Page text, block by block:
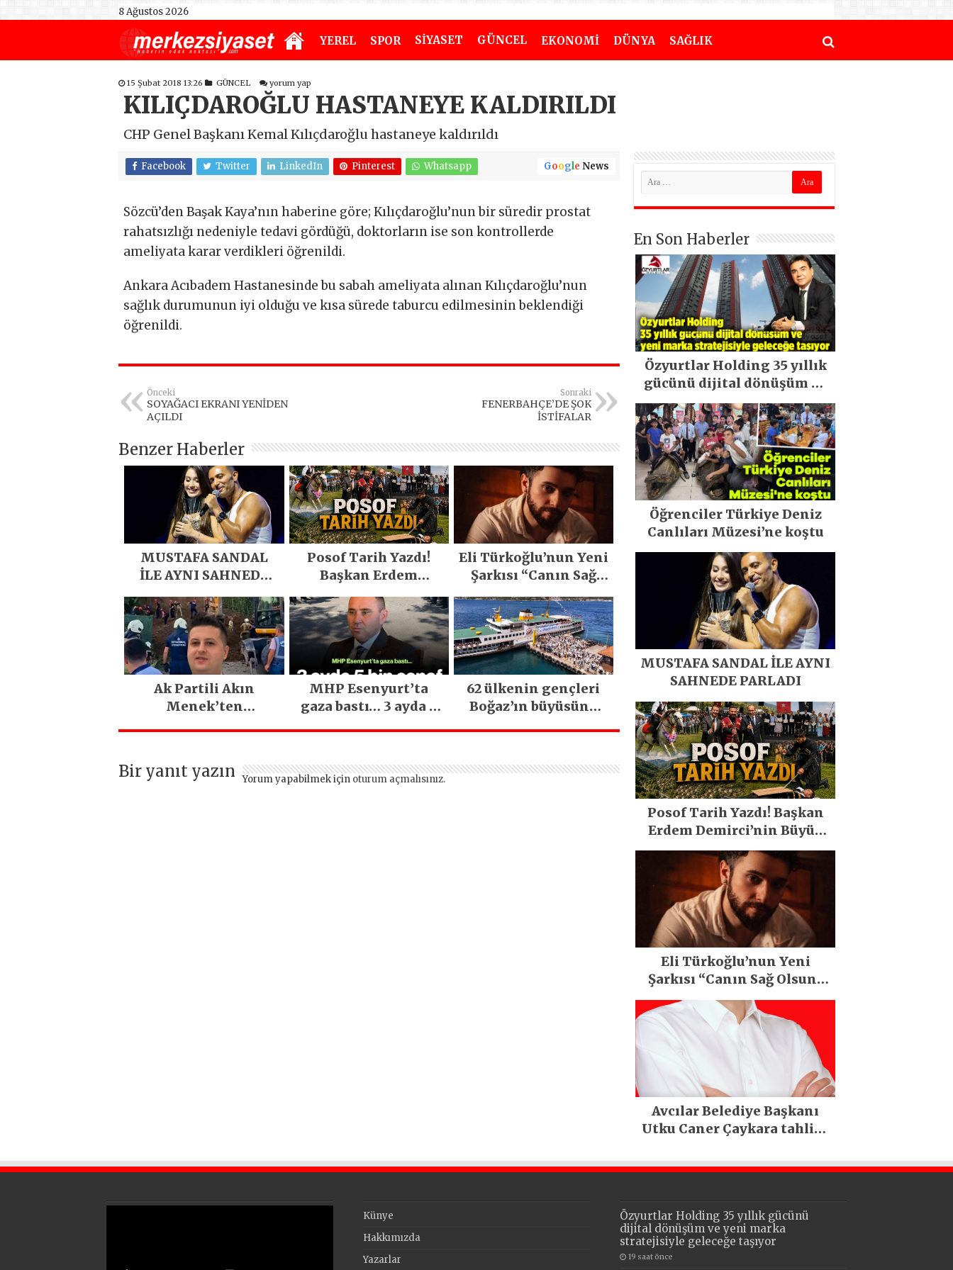
8 Ağustos 2026
YEREL SPOR SİYASET GÜNCEL EKONOMİ DÜNYA SAĞLIK
15 Şubat 2018 13:26 GÜNCEL yorum yap
KILIÇDAROĞLU HASTANEYE KALDIRILDI
CHP Genel Başkanı Kemal Kılıçdaroğlu hastaneye kaldırıldı
Facebook Twitter LinkedIn Pinterest Whatsapp Google News
Sözcü’den Başak Kaya’nın haberine göre; Kılıçdaroğlu’nun bir süredir prostat
rahatsızlığı nedeniyle tedavi gördüğü, doktorların ise son kontrollerde
ameliyata karar verdikleri öğrenildi.
Ankara Acıbadem Hastanesinde bu sabah ameliyata alınan Kılıçdaroğlu’nun
sağlık durumunun iyi olduğu ve kısa sürede taburcu edilmesinin beklendiği
öğrenildi.
Önceki
SOYAĞACI EKRANI YENİDEN
AÇILDI
Sonraki
FENERBAHÇE’DE ŞOK
İSTİFALAR
Benzer Haberler
MUSTAFA SANDAL
İLE AYNI SAHNEDE
Posof Tarih Yazdı!
Başkan Erdem
Emeğiyle Son Yılların
En Büyük Festivali
Gerçekleşti
Eli Türkoğlu’nun Yeni
Şarkısı “Canın Sağ
Gördü!..
Ak Partili Akın
Menek’ten
MHP Esenyurt’ta
gaza bastı… 3 ayda 5
62 ülkenin gençleri
Boğaz’ın büyüsüne
Bir yanıt yazın Yorum yapabilmek için oturum açmalısınız.
En Son Haberler
Özyurtlar Holding 35 yıllık
gücünü dijital dönüşüm ve
yeni marka stratejisiyle
geleceğe taşıyor
Öğrenciler Türkiye Deniz
Canlıları Müzesi’ne koştu
MUSTAFA SANDAL İLE AYNI
SAHNEDE PARLADI
Posof Tarih Yazdı! Başkan
Erdem Demirci’nin Büyük
Emeğiyle Son Yılların En
Büyük Festivali Gerçekleşti
Eli Türkoğlu’nun Yeni
Şarkısı “Canın Sağ Olsun”
Büyük İlgi Gördü!..
Avcılar Belediye Başkanı
Utku Caner Çaykara tahliye
Künye
Hakkımızda
Yazarlar
Özyurtlar Holding 35 yıllık gücünü
dijital dönüşüm ve yeni marka
stratejisiyle geleceğe taşıyor
19 saat önce